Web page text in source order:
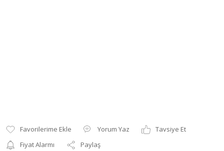
Yorum Yaz
Tavsiye Et
Fiyat Alarmı
Paylaş